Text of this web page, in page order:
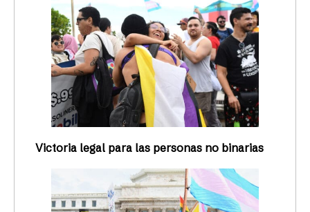
Victoria legal para las personas no binarias